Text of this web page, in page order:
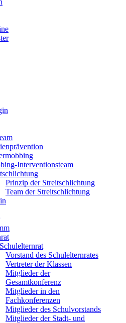
Interventionsteam
Prinzip der Streitschlichtung
Team der Streitschlichtung
Vorstand des Schulelternrates
Vertreter der Klassen
Mitglieder der
Gesamtkonferenz
Mitglieder in den
Fachkonferenzen
Mitglieder des Schulvorstands
Mitglieder der Stadt- und